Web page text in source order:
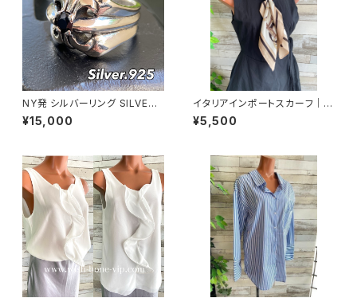
NY発 シルバーリング SILVER9
25 百合 王冠 フローラルリング
ブラックストーン 指輪
¥15,000
イタリアインポートスカーフ｜小
さめツヤスカーフ・SILK風 バッ
グスカーフ/ブルーストライプ・チ
¥5,500